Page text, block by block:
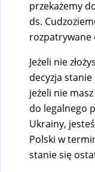
przekażemy
ds.
rozpatrywane
Jeżeli nie
decyzja
jeżeli nie
do legalnego
Ukrainy,
Polski w
stanie się